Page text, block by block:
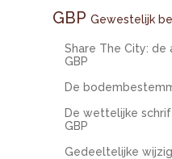
GBP Gewestelijk
Share The City: de
GBP
De
De wettelijke
GBP
Gedeeltelijke